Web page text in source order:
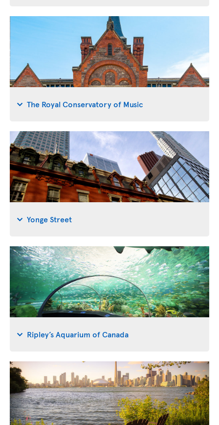
The Royal Conservatory of Music
Yonge Street
Ripley’s Aquarium of Canada